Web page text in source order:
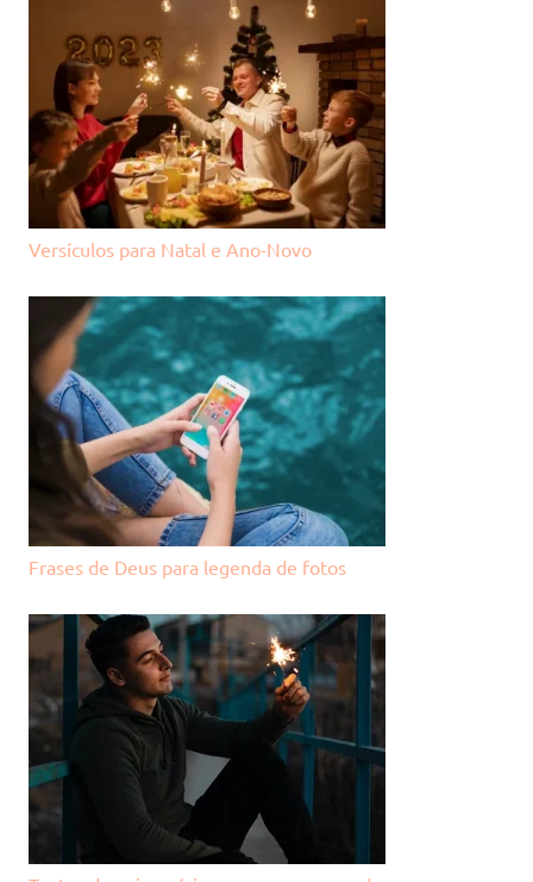
Versículos para Natal e Ano-Novo
Frases de Deus para legenda de fotos